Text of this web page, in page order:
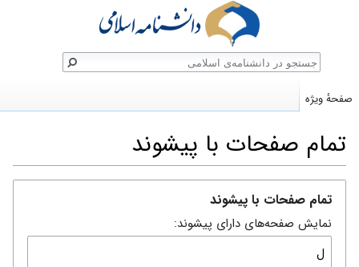
تمام صفحات با پیشوند
پرش
ناوبری
پرش
جستجو
تمام صفحات با پیشوند
نمایش صفحه‌های دارای پیشوند:
صفحهٔ ویژه
جستجو